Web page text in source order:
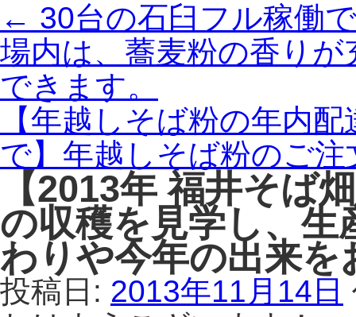
← 30台の石臼フル稼働
場内は、蕎麦粉の香り
できます。
【年越しそば粉の年内
で】年越しそば粉のご
【2013年 福井そば
の収穫を見学し、
わりや今年の出来
投稿日: 2013年11月14日